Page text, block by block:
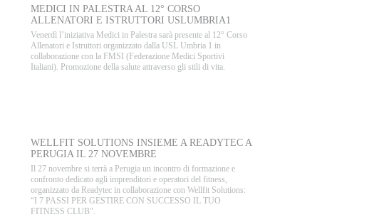
MEDICI IN PALESTRA AL 12° CORSO
ALLENATORI E ISTRUTTORI USLUMBRIA1
Venerdì l’iniziativa Medici in Palestra sarà presente al 12° Corso
Allenatori e Istruttori organizzato dalla USL Umbria 1 in
collaborazione con la FMSI (Federazione Medici Sportivi
Italiani). Promozione della salute attraverso gli stili di vita.
WELLFIT SOLUTIONS INSIEME A READYTEC A
PERUGIA IL 27 NOVEMBRE
Il 27 novembre si terrà a Perugia un incontro di formazione e
confronto dedicato agli imprenditori e operatori del fitness,
organizzato da Readytec in collaborazione con Wellfit Solutions:
“I 7 PASSI PER GESTIRE CON SUCCESSO IL TUO
FITNESS CLUB".